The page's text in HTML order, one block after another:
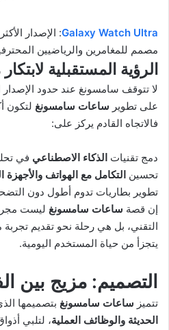
Galaxy Watch Ultra: الإصدار
مصمم للمغامرين والرياضيين
الرؤية المستقبلية
لا تتوقف سامسونغ عند حدود الإصدار
على تطوير ساعات سامسونغ لتكون
فالاتجاه القادم يركز على:
دمج تقنيات الذكاء الاصطناعي في
تحسين التكامل مع الهواتف والأجهزة
تطوير بطاريات تدوم أطول دون
إن قصة ساعات سامسونغ ليست
التقني، بل هي رحلة نحو تقديم تجربة
يتجزأ من حياة المستخدم اليومية.
التصميم: مزيج بين
تتميز ساعات سامسونغ بتصميمها
الحديثة والوظائف العملية، لتلبي